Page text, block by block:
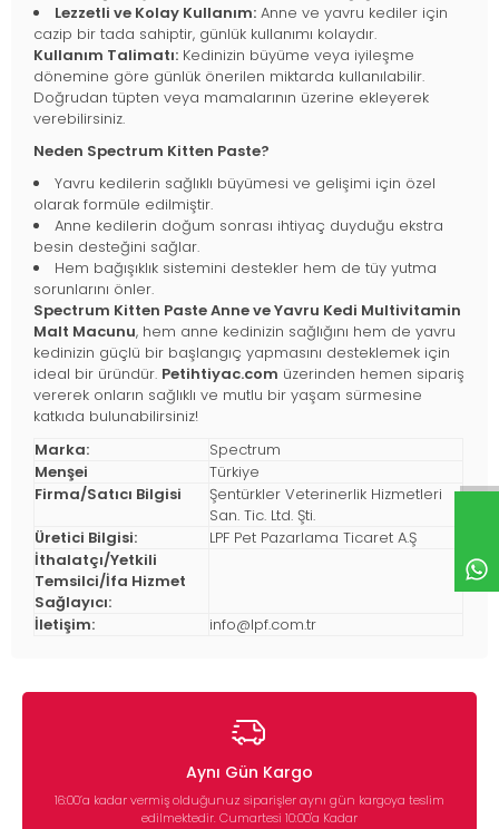
Lezzetli ve Kolay Kullanım: Anne ve yavru kediler için
cazip bir tada sahiptir, günlük kullanımı kolaydır.
Kullanım Talimatı: Kedinizin büyüme veya iyileşme
dönemine göre günlük önerilen miktarda kullanılabilir.
Doğrudan tüpten veya mamalarının üzerine ekleyerek
verebilirsiniz.
Neden Spectrum Kitten Paste?
Yavru kedilerin sağlıklı büyümesi ve gelişimi için özel
olarak formüle edilmiştir.
Anne kedilerin doğum sonrası ihtiyaç duyduğu ekstra
besin desteğini sağlar.
Hem bağışıklık sistemini destekler hem de tüy yutma
sorunlarını önler.
Spectrum Kitten Paste Anne ve Yavru Kedi Multivitamin
Malt Macunu, hem anne kedinizin sağlığını hem de yavru
kedinizin güçlü bir başlangıç yapmasını desteklemek için
ideal bir üründür. Petihtiyac.com üzerinden hemen sipariş
vererek onların sağlıklı ve mutlu bir yaşam sürmesine
katkıda bulunabilirsiniz!
Marka:
Spectrum
Menşei
Türkiye
Firma/Satıcı Bilgisi
Şentürkler Veterinerlik Hizmetleri
San. Tic. Ltd. Şti.
Üretici Bilgisi:
LPF Pet Pazarlama Ticaret A.Ş
İthalatçı/Yetkili
Temsilci/İfa Hizmet
Sağlayıcı:
İletişim:
info@lpf.com.tr
Aynı Gün Kargo
16:00’a kadar vermiş olduğunuz siparişler aynı gün kargoya teslim
edilmektedir. Cumartesi 10:00'a Kadar